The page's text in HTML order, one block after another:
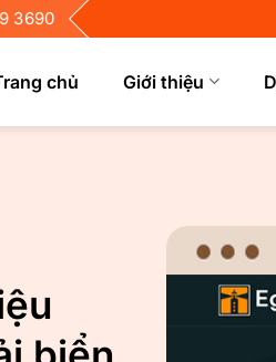
3690
chủ Giới thiệu